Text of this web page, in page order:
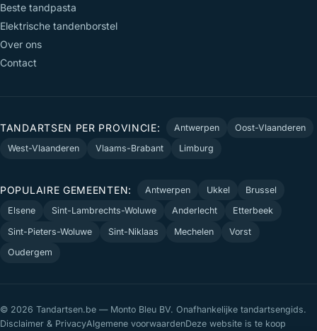
Beste tandpasta
Elektrische tandenborstel
Over ons
Contact
TANDARTSEN PER PROVINCIE: Antwerpen
Oost-Vlaanderen
West-Vlaanderen
Vlaams-Brabant Limburg
POPULAIRE GEMEENTEN: Antwerpen Ukkel
Brussel
Elsene
Sint-Lambrechts-Woluwe Anderlecht
Etterbeek
Sint-Pieters-Woluwe
Sint-Niklaas Mechelen
Vorst
Oudergem
© 2026 Tandartsen.be — Monto Bleu BV. Onafhankelijke tandartsengids.
Disclaimer & PrivacyAlgemene voorwaardenDeze website is te koop